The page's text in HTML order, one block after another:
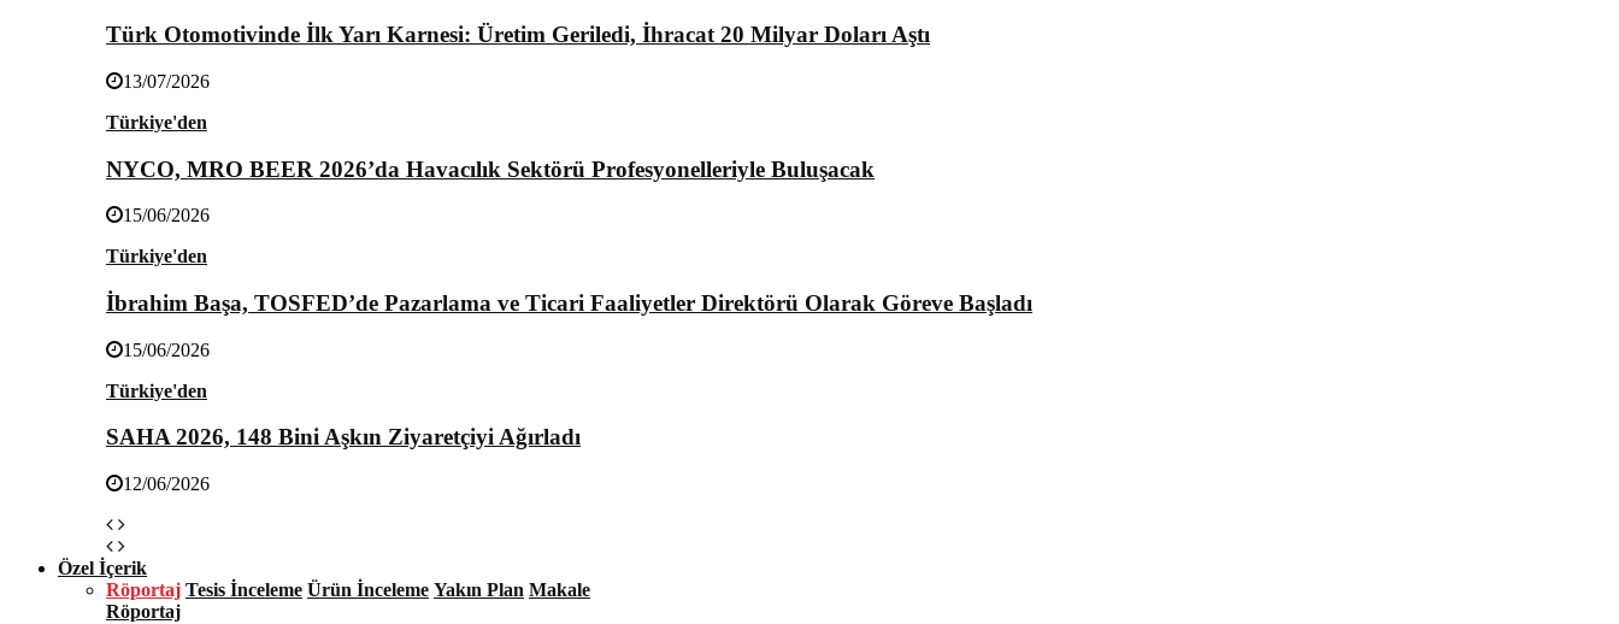
Türk Otomotivinde İlk Yarı Karnesi: Üretim Geriledi, İhracat 20 Milyar Doları Aştı
13/07/2026
Türkiye'den
NYCO, MRO BEER 2026’da Havacılık Sektörü Profesyonelleriyle Buluşacak
15/06/2026
Türkiye'den
İbrahim Başa, TOSFED’de Pazarlama ve Ticari Faaliyetler Direktörü Olarak Göreve Başladı
15/06/2026
Türkiye'den
SAHA 2026, 148 Bini Aşkın Ziyaretçiyi Ağırladı
12/06/2026
Özel İçerik
Röportaj Tesis İnceleme Ürün İnceleme Yakın Plan Makale
Röportaj